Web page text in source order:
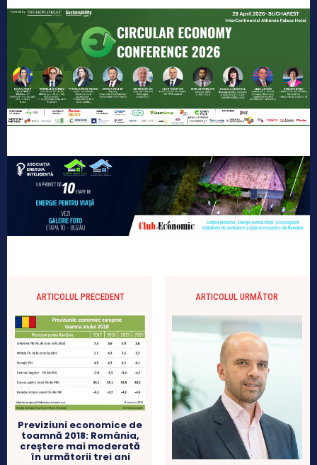
ARTICOLUL PRECEDENT
Previziuni economice de
toamnă 2018: România,
creștere mai moderată
în următorii trei ani
ARTICOLUL URMĂTOR